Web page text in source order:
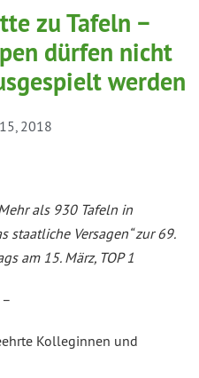
zu Tafeln −
dürfen nicht
werden
2018
als 930 Tafeln in
Versagen“ zur 69.
am 15. März, TOP 1
Kolleginnen und